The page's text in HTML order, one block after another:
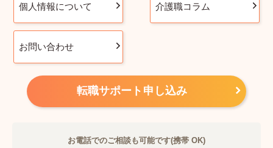
個人情報について 介護職コラム
お問い合わせ
転職サポート申し込み
お電話でのご相談も可能です(携帯 OK)